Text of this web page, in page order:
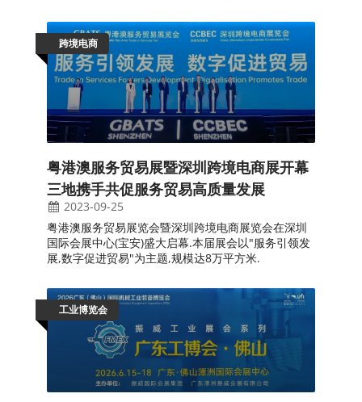
跨境电商
粤港澳服务贸易展暨深圳跨境电商展开幕
三地携手共促服务贸易高质量发展
2023-09-25
粤港澳服务贸易展览会暨深圳跨境电商展览会在深圳
国际会展中心(宝安)盛大启幕.本届展会以"服务引领发
展,数字促进贸易"为主题,规模达8万平方米.
工业博览会